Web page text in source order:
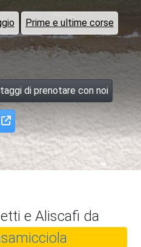
Prime e ultime corse
di prenotare con noi
e Aliscafi da